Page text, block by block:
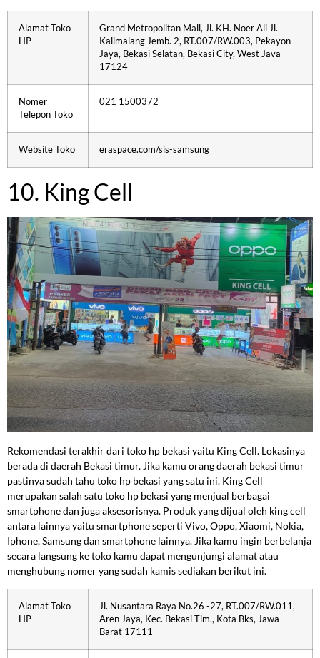
Alamat Toko
HP
Grand Metropolitan Mall, Jl. KH. Noer Ali Jl.
Kalimalang Jemb. 2, RT.007/RW.003, Pekayon
Jaya, Bekasi Selatan, Bekasi City, West Java
17124
Nomer
Telepon Toko
021 1500372
Website Toko eraspace.com/sis-samsung
10. King Cell
Rekomendasi terakhir dari toko hp bekasi yaitu King Cell. Lokasinya
berada di daerah Bekasi timur. Jika kamu orang daerah bekasi timur
pastinya sudah tahu toko hp bekasi yang satu ini. King Cell
merupakan salah satu toko hp bekasi yang menjual berbagai
smartphone dan juga aksesorisnya. Produk yang dijual oleh king cell
antara lainnya yaitu smartphone seperti Vivo, Oppo, Xiaomi, Nokia,
Iphone, Samsung dan smartphone lainnya. Jika kamu ingin berbelanja
secara langsung ke toko kamu dapat mengunjungi alamat atau
menghubung nomer yang sudah kamis sediakan berikut ini.
Alamat Toko
HP
Jl. Nusantara Raya No.26 -27, RT.007/RW.011,
Aren Jaya, Kec. Bekasi Tim., Kota Bks, Jawa
Barat 17111